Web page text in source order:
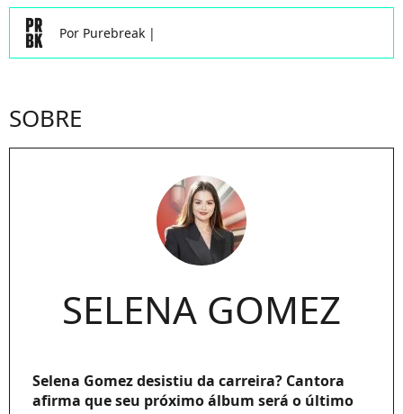
Por Purebreak |
SOBRE
SELENA GOMEZ
Selena Gomez desistiu da carreira? Cantora
afirma que seu próximo álbum será o último